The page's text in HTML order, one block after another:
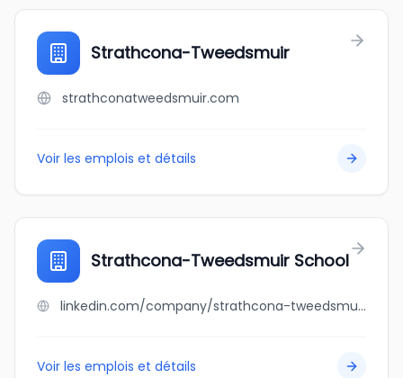
Strathcona-Tweedsmuir
strathconatweedsmuir.com
Voir les emplois et détails
Strathcona-Tweedsmuir School
linkedin.com/company/strathcona-tweedsmuir-school
Voir les emplois et détails